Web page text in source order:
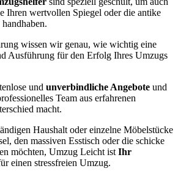
Ihren wertvollen Spiegel oder die antike
wissen wir genau, wie wichtig eine
Ausführung für den Erfolg Ihres Umzugs
und unverbindliche Angebote und
Team aus erfahrenen
macht.
Haushalt oder einzelne Möbelstücke
den massiven Esstisch oder die schicke
möchten, Umzug Leicht ist Ihr
einen stressfreien Umzug.